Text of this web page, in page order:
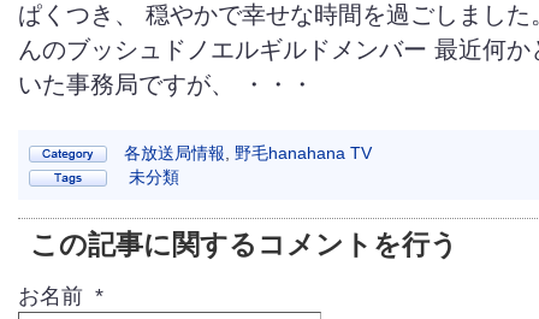
ぱくつき、 穏やかで幸せな時間を過ごしまし
んのブッシュドノエルギルドメンバー 最近何
いた事務局ですが、 ・・・
各放送局情報
野毛hanahana TV
未分類
この記事に関するコメントを行う
お名前 *